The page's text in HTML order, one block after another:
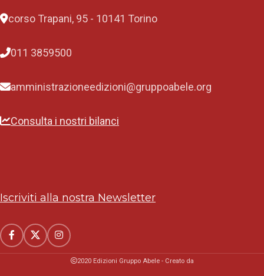
corso Trapani, 95 - 10141 Torino
011 3859500
amministrazioneedizioni@gruppoabele.org
Consulta i nostri bilanci
Iscriviti alla nostra Newsletter
2020 Edizioni Gruppo Abele - Creato da